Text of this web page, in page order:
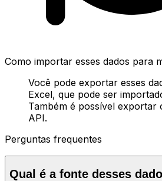
Como importar esses dados para
Você pode exportar esses
Excel, que pode ser
Também é possível exportar
API.
Perguntas frequentes
Qual é a fonte desses